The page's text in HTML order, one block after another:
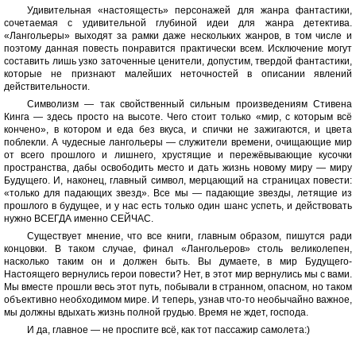
Удивительная «настоящесть» персонажей для жанра фантастики,
сочетаемая с удивительной глубиной идеи для жанра детектива.
«Лангольеры» выходят за рамки даже нескольких жанров, в том числе и
поэтому данная повесть понравится практически всем. Исключение могут
составить лишь узко заточенные ценители, допустим, твердой фантастики,
которые не признают малейших неточностей в описании явлений
действительности.
Символизм — так свойственный сильным произведениям Стивена
Кинга — здесь просто на высоте. Чего стоит только «мир, с которым всё
кончено», в котором и еда без вкуса, и спички не зажигаются, и цвета
поблекли. А чудесные лангольеры — служители времени, очищающие мир
от всего прошлого и лишнего, хрустящие и пережёвывающие кусочки
пространства, дабы освободить место и дать жизнь новому миру — миру
Будущего. И, наконец, главный символ, мерцающий на страницах повести:
«только для падающих звезд». Все мы — падающие звезды, летящие из
прошлого в будущее, и у нас есть только один шанс успеть, и действовать
нужно ВСЕГДА именно СЕЙЧАС.
Существует мнение, что все книги, главным образом, пишутся ради
концовки. В таком случае, финал «Лангольеров» столь великолепен,
насколько таким он и должен быть. Вы думаете, в мир Будущего-
Настоящего вернулись герои повести? Нет, в этот мир вернулись мы с вами.
Мы вместе прошли весь этот путь, побывали в странном, опасном, но таком
объективно необходимом мире. И теперь, узнав что-то необычайно важное,
мы должны вдыхать жизнь полной грудью. Время не ждет, господа.
И да, главное — не проспите всё, как тот пассажир самолета:)